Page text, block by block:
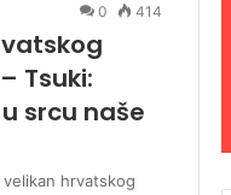
0 414
Tsuki:
srcu naše
hrvatskog